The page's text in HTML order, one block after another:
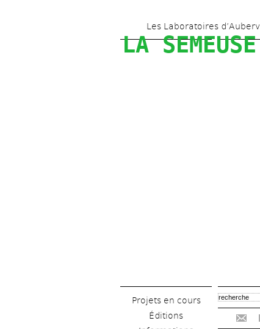
Les Laboratoires
LA SEMEUSE
Projets en cours
Éditions